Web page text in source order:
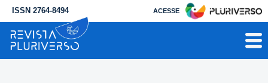
ISSN 2764-8494 ACESSE